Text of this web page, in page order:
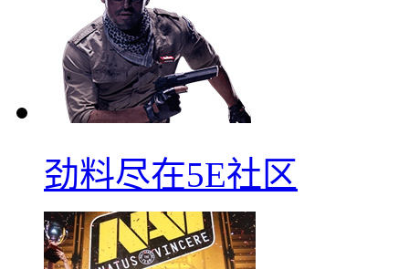
劲料尽在5E社区